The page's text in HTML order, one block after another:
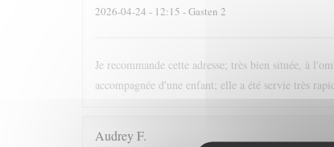
2026-04-24 - 12:15 - Gasten 2
Je recommande cette adresse; très bien située, à
accompagnée d'une enfant; elle a été servie très
AudreyF